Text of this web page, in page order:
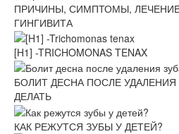
ПРИЧИНЫ, СИМПТОМЫ,
ГИНГИВИТА
[H1] -TRICHOMONAS TENAX
БОЛИТ ДЕСНА ПОСЛЕ
ДЕЛАТЬ
КАК РЕЖУТСЯ ЗУБЫ У ДЕТЕЙ?